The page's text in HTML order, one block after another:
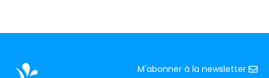
M'abonner à la newsletter